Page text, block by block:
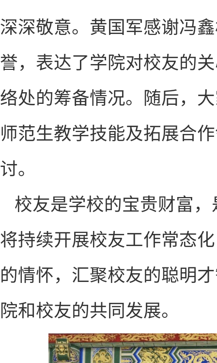
深深敬意。黄国军感谢冯
誉，表达了学院对校友的
络处的筹备情况。随后，
师范生教学技能及拓展合
讨。
校友是学校的宝贵财富
将持续开展校友工作常态
的情怀，汇聚校友的聪明
院和校友的共同发展。